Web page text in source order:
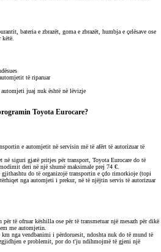
bateria e zbrazët, goma e zbrazët, humbja e çelësave ose
të riparuar
juaj nuk është në lëvizje
Toyota Eurocare?
e automjetit në servisin më të afërt të autorizuar të
në siguri gjatë pritjes për transport, Toyota Eurocare do të
deri në një shumë maksimale prej 74 €.
do të organizojë transportin e çdo rimorkioje (topi
nga automjeti i prekur, në të njëjtin servis të autorizuar
për të ofruar këshilla ose për të transmetuar një mesazh për dikë
me automjetin.
km nga vendbanimi i përdoruesit, ndoshta nuk do të mund të
e problemit, por do t'ju ndihmojmë të gjeni një